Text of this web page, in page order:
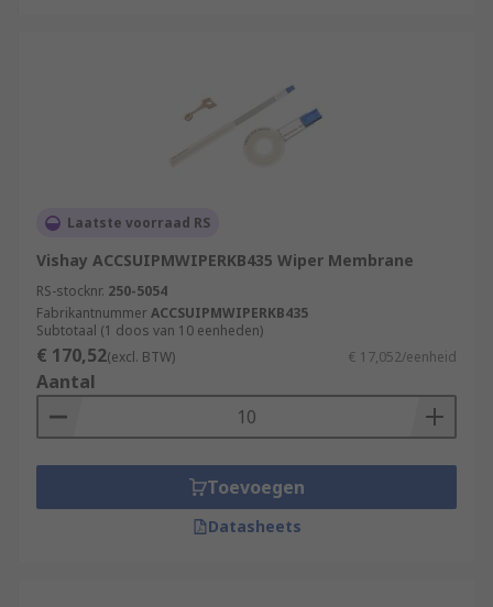
Laatste voorraad RS
Vishay ACCSUIPMWIPERKB435 Wiper Membrane
RS-stocknr. 250-5054
FabrikantnummerACCSUIPMWIPERKB435
Subtotaal (1 doos van 10 eenheden)
€ 170,52(excl. BTW) € 17,052/eenheid
Aantal
Toevoegen
Datasheets